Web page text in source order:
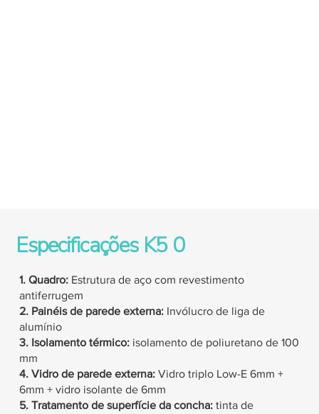
Especificações K50
1. Quadro: Estrutura de aço com revestimento
antiferrugem
2. Painéis de parede externa: Invólucro de liga de
alumínio
3. Isolamento térmico: isolamento de poliuretano de 100
mm
4. Vidro de parede externa: Vidro triplo Low-E 6mm +
6mm + vidro isolante de 6mm
5. Tratamento de superfície da concha: tinta de